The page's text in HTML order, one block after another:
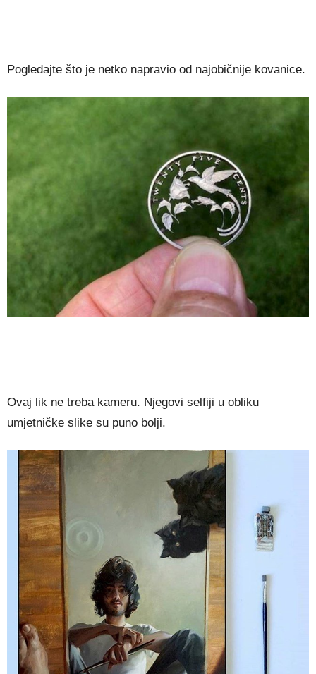
Pogledajte što je netko napravio od najobičnije kovanice.
Ovaj lik ne treba kameru. Njegovi selfiji u obliku
umjetničke slike su puno bolji.